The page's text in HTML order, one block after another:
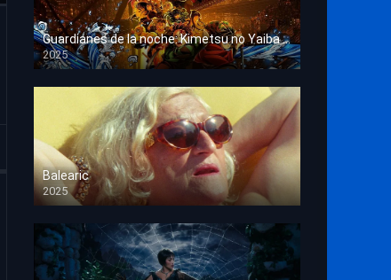
Guardianes de la noche: Kimetsu no Yaiba La fortaleza infinita
2025
HD 1080p
Balearic
2025
HD 1080p